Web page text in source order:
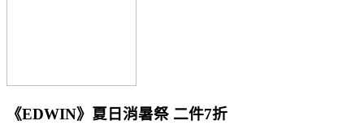
《EDWIN》夏日消暑祭 二件7折